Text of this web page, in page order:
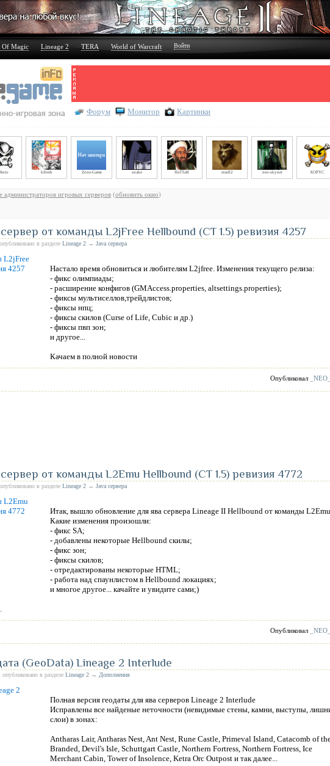
Of Magic Lineage 2 TERA World of Warcraft Войти
Форум Монитор Картинки
kiberk Zone-Game snake HaTTaB stas82 neo-skynet XOPYC
администраторов игровых серверов (обновить окно)
от команды L2jFree Hellbound (CT 1.5) ревизия 4257
в разделе Lineage 2 → Java сервера
Настало время обновиться и любителям L2jfree. Изменения текущего релиза:
- фикс олимпиады;
- расширение конфигов (GMAccess.properties, altsettings.properties);
- фиксы мультиселлов,трейдлистов;
- фиксы нпц;
- фиксы скилов (Curse of Life, Cubic и др.)
- фиксы пвп зон;
и другое...
Качаем в полной новости
Опубликовал
от команды L2Emu Hellbound (CT 1.5) ревизия 4772
в разделе Lineage 2 → Java сервера
Итак, вышло обновление для ява сервера Lineage II Hellbound от команды
Какие изменения произошли:
- фикс SA;
- добавлены некоторые Hellbound скилы;
- фикс зон;
- фиксы скилов;
- отредактированы некоторые HTML;
- работа над спаунлистом в Hellbound локациях;
и многое другое... качайте и увидите сами;)
Опубликовал
(GeoData) Lineage 2 Interlude
в разделе Lineage 2 → Дополнения
Полная версия геодаты для ява серверов Lineage 2 Interlude
Исправлены все найденые неточности (невидимые стены, камни, выступы,
слои) в зонах:
Antharas Lair, Antharas Nest, Ant Nest, Rune Castle, Primeval Island, Catacomb of
Branded, Devil's Isle, Schuttgart Castle, Northern Fortress, Northern Fortress, Ice
Merchant Cabin, Tower of Insolence, Ketra Orc Outpost и так далее...